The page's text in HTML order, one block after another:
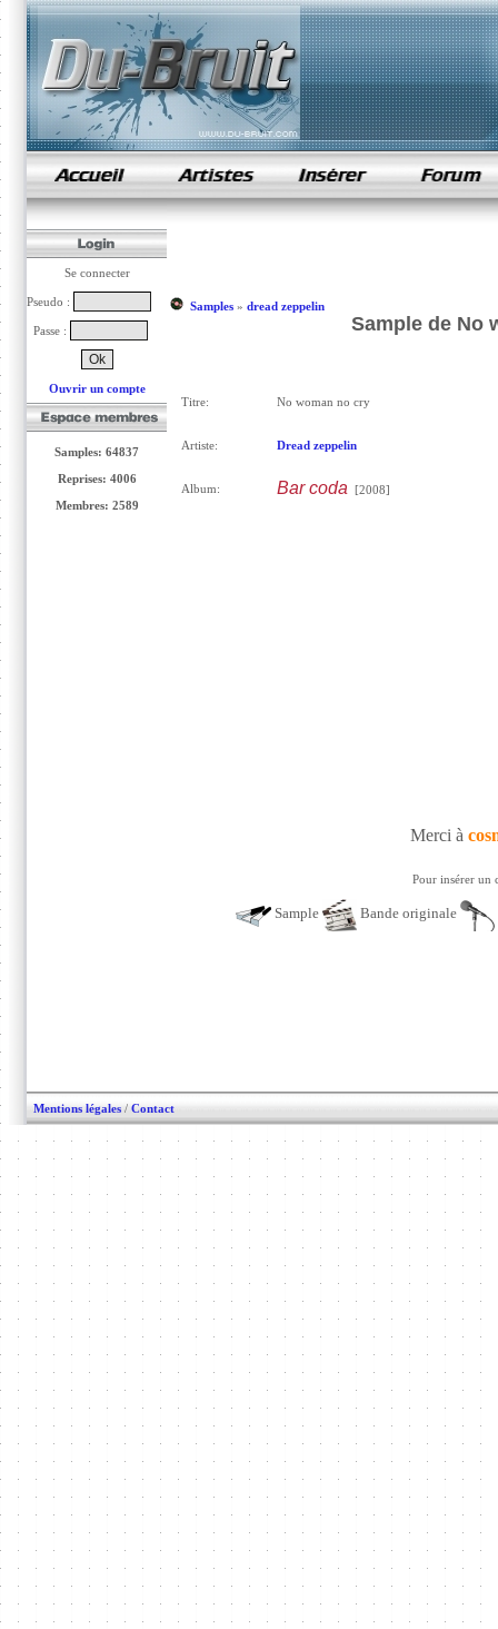
samples de rap
Se connecter
Pseudo :
Passe :
Ouvrir un compte
Samples: 64837
Reprises: 4006
Membres: 2589
Samples» dread zeppelin
Sample de No
Titre: No woman no cry
Artiste: Dread zeppelin
Album: Bar coda [2008]
Merci à
Pour insérer un
Sample Bande originale
Mentions légales / Contact